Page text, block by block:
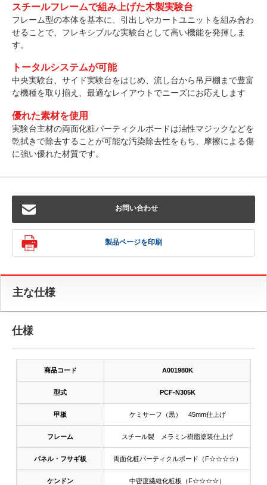
スチールフレームで組み上げた木製実験台
フレーム型の本体を基本に、引出しやカートユニットを組み合わ
せることで、フレキシブルな実験台として高い機能を発揮しま
す。
トータルシステムが可能
中央実験台、サイド実験台をはじめ、流し台から吊戸棚まで豊富
な機種を取り揃え、最適なレイアウトでニーズにお応えします
優れた素材を使用
実験台主材の両面化粧パーティクルボードは油性マジックなどを
乾拭きで除去することが可能な汚染除去性をもち、摩擦による傷
に強い優れた材質です。
お問い合わせ
製品ページを印刷
主な仕様
仕様
商品コード A001980K
型式 PCF-N305K
甲板 ケミサーフ（黒） 45mm仕上げ
フレーム スチール製 メラミン樹脂塗装仕上げ
パネル・フサギ板 両面化粧パーティクルボード（F☆☆☆☆）
ケンドン 中密度繊維化粧板（F☆☆☆☆）